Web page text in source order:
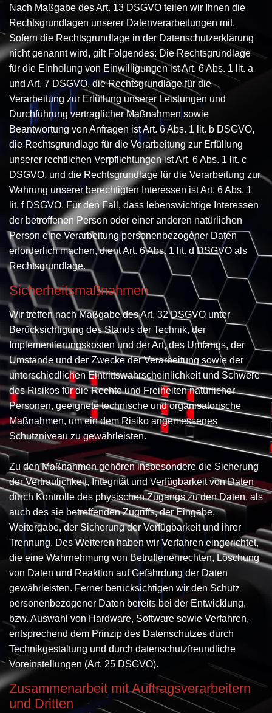
Nach Maßgabe des Art. 13 DSGVO teilen wir Ihnen die
Rechtsgrundlagen unserer Datenverarbeitungen mit.
Sofern die Rechtsgrundlage in der Datenschutzerklärung
nicht genannt wird, gilt Folgendes: Die Rechtsgrundlage
für die Einholung von Einwilligungen ist Art. 6 Abs. 1 lit. a
und Art. 7 DSGVO, die Rechtsgrundlage für die
Verarbeitung zur Erfüllung unserer Leistungen und
Durchführung vertraglicher Maßnahmen sowie
Beantwortung von Anfragen ist Art. 6 Abs. 1 lit. b DSGVO,
die Rechtsgrundlage für die Verarbeitung zur Erfüllung
unserer rechtlichen Verpflichtungen ist Art. 6 Abs. 1 lit. c
DSGVO, und die Rechtsgrundlage für die Verarbeitung zur
Wahrung unserer berechtigten Interessen ist Art. 6 Abs. 1
lit. f DSGVO. Für den Fall, dass lebenswichtige Interessen
der betroffenen Person oder einer anderen natürlichen
Person eine Verarbeitung personenbezogener Daten
erforderlich machen, dient Art. 6 Abs. 1 lit. d DSGVO als
Rechtsgrundlage.
Sicherheitsmaßnahmen
Wir treffen nach Maßgabe des Art. 32 DSGVO unter
Berücksichtigung des Stands der Technik, der
Implementierungskosten und der Art, des Umfangs, der
Umstände und der Zwecke der Verarbeitung sowie der
unterschiedlichen Eintrittswahrscheinlichkeit und Schwere
des Risikos für die Rechte und Freiheiten natürlicher
Personen, geeignete technische und organisatorische
Maßnahmen, um ein dem Risiko angemessenes
Schutzniveau zu gewährleisten.
Zu den Maßnahmen gehören insbesondere die Sicherung
der Vertraulichkeit, Integrität und Verfügbarkeit von Daten
durch Kontrolle des physischen Zugangs zu den Daten, als
auch des sie betreffenden Zugriffs, der Eingabe,
Weitergabe, der Sicherung der Verfügbarkeit und ihrer
Trennung. Des Weiteren haben wir Verfahren eingerichtet,
die eine Wahrnehmung von Betroffenenrechten, Löschung
von Daten und Reaktion auf Gefährdung der Daten
gewährleisten. Ferner berücksichtigen wir den Schutz
personenbezogener Daten bereits bei der Entwicklung,
bzw. Auswahl von Hardware, Software sowie Verfahren,
entsprechend dem Prinzip des Datenschutzes durch
Technikgestaltung und durch datenschutzfreundliche
Voreinstellungen (Art. 25 DSGVO).
Zusammenarbeit mit Auftragsverarbeitern
und Dritten